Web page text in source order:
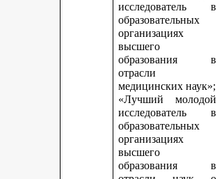
исследователь в
образовательных
организациях
высшего
образования в
отрасли
медицинских наук»;
«Лучший молодой
исследователь в
образовательных
организациях
высшего
образования в